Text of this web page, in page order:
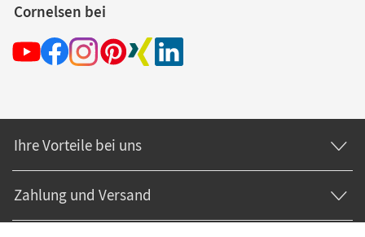
Cornelsen bei
Ihre Vorteile bei uns
Zahlung und Versand